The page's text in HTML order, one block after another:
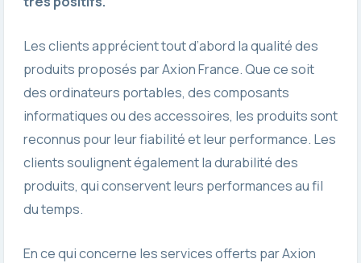
Les clients apprécient tout d’abord la qualité des
produits proposés par Axion France. Que ce soit
des ordinateurs portables, des composants
informatiques ou des accessoires, les produits sont
reconnus pour leur fiabilité et leur performance. Les
clients soulignent également la durabilité des
produits, qui conservent leurs performances au fil
du temps.
En ce qui concerne les services offerts par Axion